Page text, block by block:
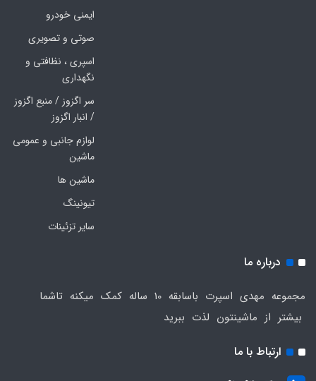
ایمنی خودرو
صوتی و تصویری
اسپری ، نظافتی و
نگهداری
سر اگزوز / منبع اگزوز
/ انبار اگزوز
لوازم جانبی و عمومی
ماشین
ماشین ها
تیونینگ
سایر تزئینات
درباره ما
مجموعه مهدی اسپرت باسابقه 10 ساله کمک میکنه تاشما
بیشتر از ماشینتون لذت ببرید
ارتباط با ما